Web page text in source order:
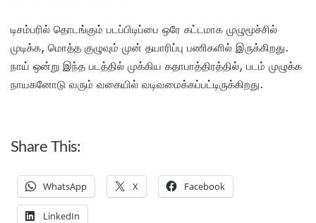
டிசம்பரில் தொடங்கும் படப்பிடிப்பை ஒரே கட்டமாக முழுமூச்சில்
முடிக்க, மொத்த குழுவும் முன் தயாரிப்பு பணிகளில் இருக்கிறது.
நாய் ஒன்று இந்த படத்தில் முக்கிய கதாபாத்திரத்தில், படம் முழுக்க
நாயகனோடு வரும் வகையில் வடிவமைக்கப்பட்டிருக்கிறது.
Share This:
WhatsApp X Facebook
LinkedIn